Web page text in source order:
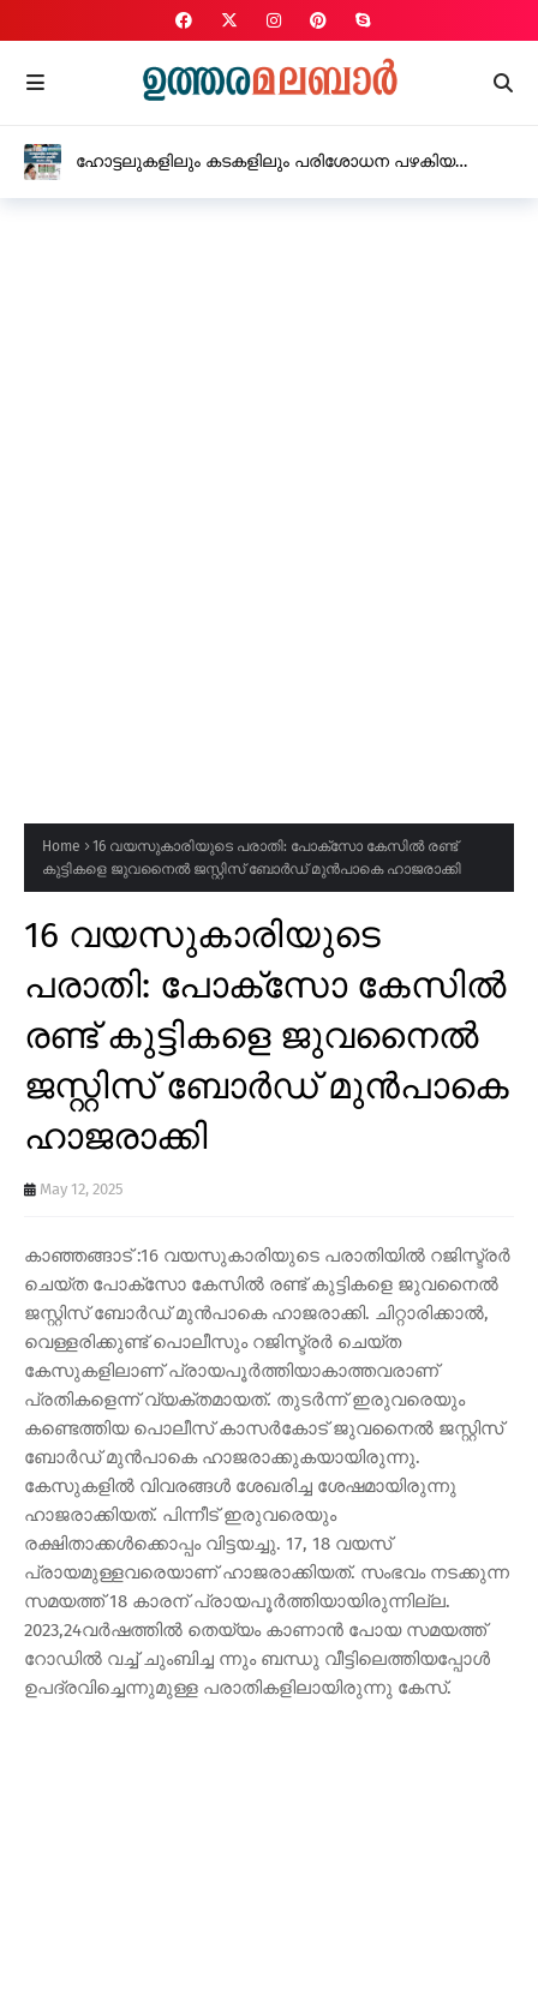
ഹോട്ടലുകളിലും കടകളിലും പരിശോധന പഴകിയ
Home
16 വയസുകാരിയുടെ പരാതി: പോക്സോ കേസിൽ രണ്ട്
കുട്ടികളെ ജുവനൈൽ ജസ്റ്റിസ് ബോർഡ് മുൻപാകെ ഹാജരാക്കി
16 വയസുകാരിയുടെ
പരാതി: പോക്സോ കേസിൽ
രണ്ട് കുട്ടികളെ ജുവനൈൽ
ജസ്റ്റിസ് ബോർഡ് മുൻപാകെ
ഹാജരാക്കി
May 12, 2025
കാഞ്ഞങ്ങാട് :16 വയസുകാരിയുടെ പരാതിയിൽ റജിസ്ട്രർ
ചെയ്ത പോക്സോ കേസിൽ രണ്ട് കുട്ടികളെ ജുവനൈൽ
ജസ്റ്റിസ് ബോർഡ് മുൻപാകെ ഹാജരാക്കി. ചിറ്റാരിക്കാൽ,
വെള്ളരിക്കുണ്ട് പൊലീസും റജിസ്ട്രർ ചെയ്ത
കേസുകളിലാണ് പ്രായപൂർത്തിയാകാത്തവരാണ്
പ്രതികളെന്ന് വ്യക്തമായത്. തുടർന്ന് ഇരുവരെയും
കണ്ടെത്തിയ പൊലീസ് കാസർകോട് ജുവനൈൽ ജസ്റ്റിസ്
ബോർഡ് മുൻപാകെ ഹാജരാക്കുകയായിരുന്നു.
കേസുകളിൽ വിവരങ്ങൾ ശേഖരിച്ച ശേഷമായിരുന്നു
ഹാജരാക്കിയത്. പിന്നീട് ഇരുവരെയും
രക്ഷിതാക്കൾക്കൊപ്പം വിട്ടയച്ചു. 17, 18 വയസ്
പ്രായമുള്ളവരെയാണ് ഹാജരാക്കിയത്. സംഭവം നടക്കുന്ന
സമയത്ത് 18 കാരന് പ്രായപൂർത്തിയായിരുന്നില്ല.
2023,24വർഷത്തിൽ തെയ്യം കാണാൻ പോയ സമയത്ത്
റോഡിൽ വച്ച് ചുംബിച്ച ന്നും ബന്ധു വീട്ടിലെത്തിയപ്പോൾ
ഉപദ്രവിച്ചെന്നുമുള്ള പരാതികളിലായിരുന്നു കേസ്.